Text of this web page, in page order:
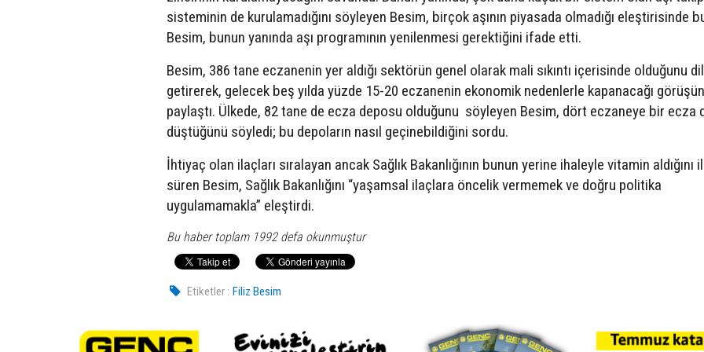
sisteminin de kurulamadığını söyleyen Besim, birçok aşının piyasada olmadığı eleştirisinde
Besim, bunun yanında aşı programının yenilenmesi gerektiğini ifade etti.
Besim, 386 tane eczanenin yer aldığı sektörün genel olarak mali sıkıntı içerisinde olduğunu
getirerek, gelecek beş yılda yüzde 15-20 eczanenin ekonomik nedenlerle kapanacağı
paylaştı. Ülkede, 82 tane de ecza deposu olduğunu söyleyen Besim, dört eczaneye bir ecza
düştüğünü söyledi; bu depoların nasıl geçinebildiğini sordu.
İhtiyaç olan ilaçları sıralayan ancak Sağlık Bakanlığının bunun yerine ihaleyle vitamin aldığını
süren Besim, Sağlık Bakanlığını “yaşamsal ilaçlara öncelik vermemek ve doğru politika
uygulamamakla” eleştirdi.
Bu haber toplam 1992 defa okunmuştur
Etiketler : Filiz Besim